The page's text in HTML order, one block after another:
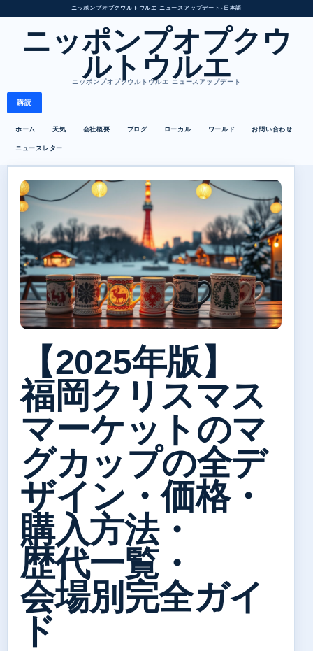
ニッポンプオプクウルトウルエ ニュースアップデート • 日本語
ニッポンプオプクウ
ルトウルエ
ニッポンプオプクウルトウルエ ニュースアップデート
購読
ホーム 天気 会社概要 ブログ ローカル ワールド お問い合わせ
ニュースレター
【2025年版】
福岡クリスマス
マーケットのマ
グカップの全デ
ザイン・価格・
購入方法・
歴代一覧・
会場別完全ガイ
ド